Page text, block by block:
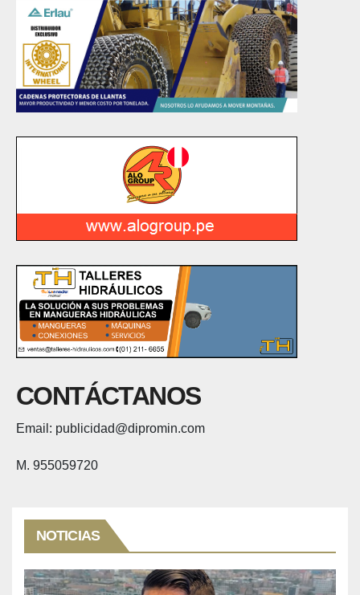
CONTÁCTANOS
Email: publicidad@dipromin.com
M. 955059720
NOTICIAS